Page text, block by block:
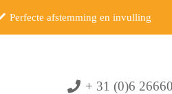
Perfecte afstemming en invulling
+ 31 (0)6